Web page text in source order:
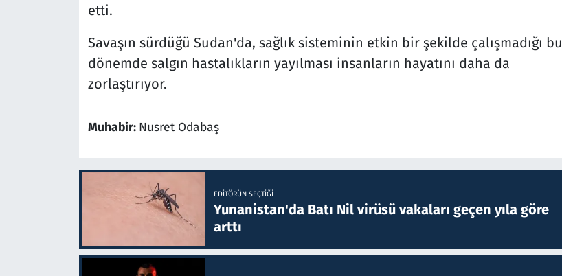
etti.
Savaşın sürdüğü Sudan'da, sağlık sisteminin etkin bir şekilde çalışmadığı bu
dönemde salgın hastalıkların yayılması insanların hayatını daha da
zorlaştırıyor.
Muhabir: Nusret Odabaş
EDITÖRÜN SEÇTIĞI
Yunanistan'da Batı Nil virüsü vakaları geçen yıla göre
arttı